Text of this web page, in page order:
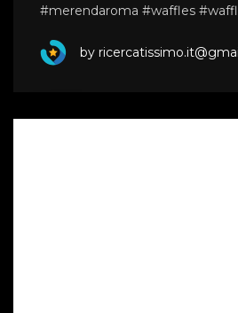
#merendaroma #waffles
by